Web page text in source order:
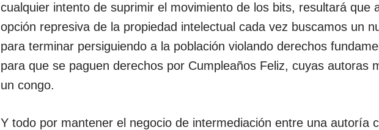
cualquier intento de suprimir el movimiento de los bits, resultará que
opción represiva de la propiedad intelectual cada vez buscamos un
para terminar persiguiendo a la población violando derechos
para que se paguen derechos por Cumpleaños Feliz, cuyas autoras
un congo.
Y todo por mantener el negocio de intermediación entre una autoría